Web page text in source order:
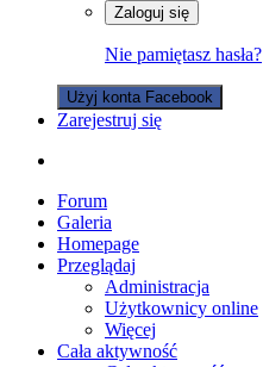
Zaloguj się
Nie pamiętasz hasła?
Użyj konta Facebook
Zarejestruj się
Forum
Galeria
Homepage
Przeglądaj
Administracja
Użytkownicy online
Więcej
Cała aktywność